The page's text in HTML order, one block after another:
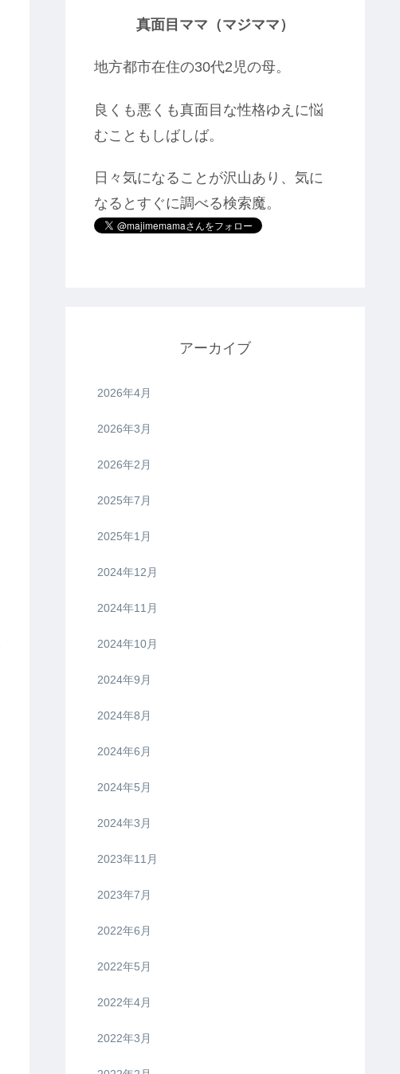
真面目ママ（マジママ）
地方都市在住の30代2児の母。
良くも悪くも真面目な性格ゆえに悩
むこともしばしば。
日々気になることが沢山あり、気に
なるとすぐに調べる検索魔。
アーカイブ
2026年4月
2026年3月
2026年2月
2025年7月
2025年1月
2024年12月
2024年11月
2024年10月
2024年9月
2024年8月
2024年6月
2024年5月
2024年3月
2023年11月
2023年7月
2022年6月
2022年5月
2022年4月
2022年3月